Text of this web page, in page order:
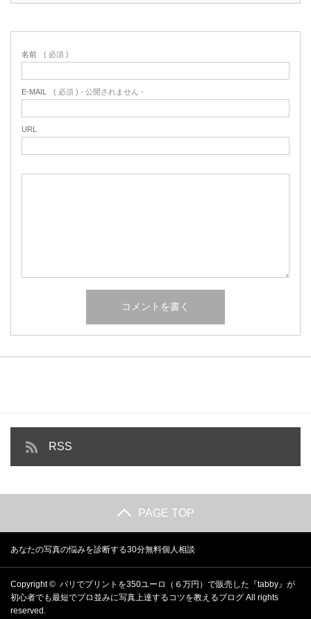
名前 ( 必須 )
E-MAIL ( 必須 ) - 公開されません -
URL
RSS
PAGE TOP
あなたの写真の悩みを診断する30分無料個人相談
Copyright © パリでプリントを350ユーロ（６万円）で販売した『tabby』が
初心者でも最短でプロ並みに写真上達するコツを教えるブログ All rights
reserved.